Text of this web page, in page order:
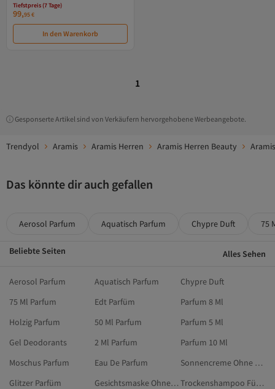
Tiefstpreis (7 Tage)
99,95€
In den Warenkorb
1
Gesponserte Artikel sind von Verkäufern hervorgehobene Werbeangebote.
Trendyol Aramis Aramis Herren Aramis Herren Beauty
Das könnte dir auch gefallen
Aerosol Parfum Aquatisch Parfum Chypre Duft 75
Beliebte Seiten Alles Sehen
Aerosol Parfum Aquatisch Parfum
Chypre Duft
75 Ml Parfum
Edt Parfüm
Parfum 8 Ml
Holzig Parfum
50 Ml Parfum
Parfum 5 Ml
Gel Deodorants
2 Ml Parfum
Parfum 10 Ml
Moschus Parfum
Eau De Parfum
Sonnencreme Ohne Parfum Und Alkohol
Glitzer Parfüm
Gesichtsmaske Ohne Parfüm
Trockenshampoo Für Locken